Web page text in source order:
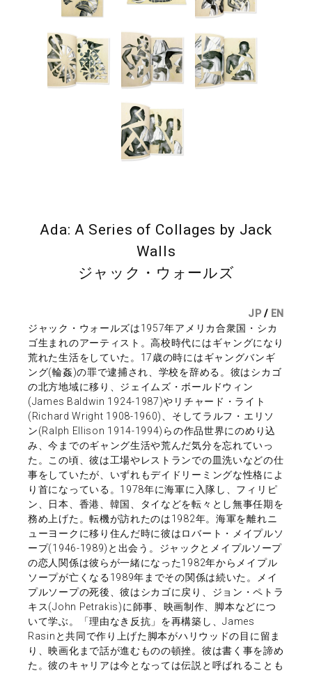
Ada: A Series of Collages by Jack
Walls
ジャック・ウォールズ
JP / EN
ジャック・ウォールズは1957年アメリカ合衆国・シカ
ゴ生まれのアーティスト。高校時代にはギャングになり
荒れた生活をしていた。17歳の時にはギャングバンギ
ング(輪姦)の罪で逮捕され、学校を辞める。彼はシカゴ
の北方地域に移り、ジェイムズ・ボールドウィン
(James Baldwin 1924-1987)やリチャード・ライト
(Richard Wright 1908-1960)、そしてラルフ・エリソ
ン(Ralph Ellison 1914-1994)らの作品世界にのめり込
み、今までのギャング生活や荒んだ気分を忘れていっ
た。この頃、彼は工場やレストランでの皿洗いなどの仕
事をしていたが、いずれもデイドリーミングな性格によ
り首になっている。1978年に海軍に入隊し、フィリピ
ン、日本、香港、韓国、タイなどを転々とし無事任期を
務め上げた。転機が訪れたのは1982年。海軍を離れニ
ューヨークに移り住んだ時に彼はロバート・メイプルソ
ープ(1946-1989)と出会う。ジャックとメイプルソープ
の恋人関係は彼らが一緒になった1982年からメイプル
ソープが亡くなる1989年までその関係は続いた。メイ
プルソープの死後、彼はシカゴに戻り、ジョン・ペトラ
キス(John Petrakis)に師事、映画制作、脚本などにつ
いて学ぶ。「理由なき反抗」を再構築し、James
Rasinと共同で作り上げた脚本がハリウッドの目に留ま
り、映画化まで話が進むものの頓挫。彼は書く事を諦め
た。彼のキャリアは今となっては伝説と呼ばれることも